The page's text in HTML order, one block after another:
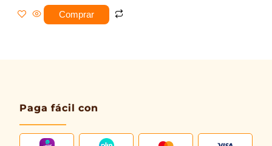
Comprar
Paga fácil con